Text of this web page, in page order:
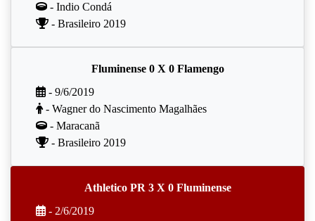
- Indio Condá
- Brasileiro 2019
Fluminense 0 X 0 Flamengo
- 9/6/2019
- Wagner do Nascimento Magalhães
- Maracanã
- Brasileiro 2019
Athletico PR 3 X 0 Fluminense
- 2/6/2019